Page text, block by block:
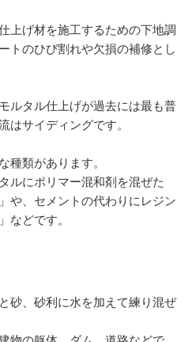
上げ材を施工するための下地調
トのひび割れや欠損の補修とし
ルタル仕上げが過去には最も普
はサイディングです。
種類があります。
ルにポリマー混和剤を混ぜた
や、セメントの代わりにレジン
などです。
砂、砂利に水を加えて練り混ぜ